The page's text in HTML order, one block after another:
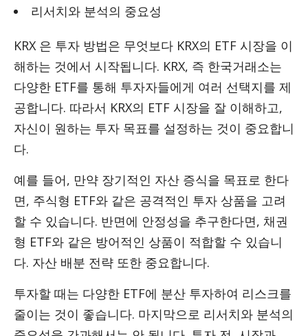
리서치와 분석의 중요성
KRX 은 투자 방법은 무엇보다 KRX의 ETF 시장을 이
해하는 것에서 시작됩니다. KRX, 즉 한국거래소는
다양한 ETF를 통해 투자자들에게 여러 선택지를 제
공합니다. 따라서 KRX의 ETF 시장을 잘 이해하고,
자신이 원하는 투자 목표를 설정하는 것이 중요합니
다.
예를 들어, 만약 장기적인 자산 증식을 목표로 한다
면, 주식형 ETF와 같은 공격적인 투자 상품을 고려
할 수 있습니다. 반면에 안정성을 추구한다면, 채권
형 ETF와 같은 방어적인 상품이 적합할 수 있습니
다. 자산 배분 전략 또한 중요합니다.
투자할 때는 다양한 ETF에 분산 투자하여 리스크를
줄이는 것이 좋습니다. 마지막으로 리서치와 분석의